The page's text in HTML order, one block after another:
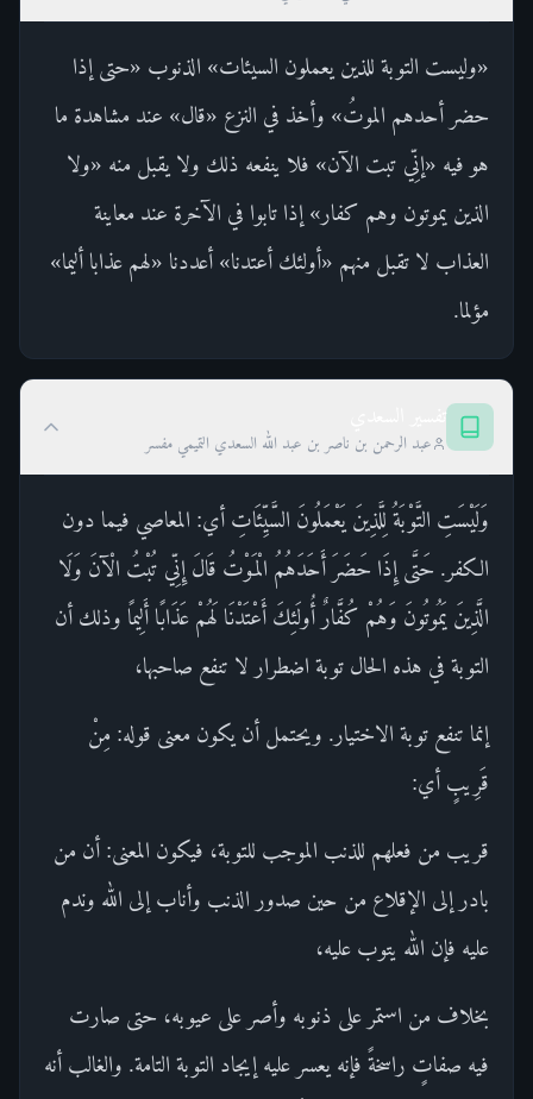
«وليست التوبة للذين يعملون السيئات» الذنوب «حتى إذا
حضر أحدهم الموتُ» وأخذ في النزع «قال» عند مشاهدة ما
هو فيه «إنِّي تبت الآن» فلا ينفعه ذلك ولا يقبل منه «ولا
الذين يموتون وهم كفار» إذا تابوا في الآخرة عند معاينة
العذاب لا تقبل منهم «أولئك أعتدنا» أعددنا «لهم عذابا أليما»
مؤلما.
عبد الرحمن بن ناصر بن عبد الله السعدي التميمي مفسر
وَلَيْسَتِ التَّوْبَةُ لِلَّذِينَ يَعْمَلُونَ السَّيِّئَاتِ أي: المعاصي فيما دون
الكفر. حَتَّى إِذَا حَضَرَ أَحَدَهُمُ الْمَوْتُ قَالَ إِنِّي تُبْتُ الْآنَ وَلَا
الَّذِينَ يَمُوتُونَ وَهُمْ كُفَّارٌ أُولَئِكَ أَعْتَدْنَا لَهُمْ عَذَابًا أَلِيمًا وذلك أن
التوبة في هذه الحال توبة اضطرار لا تنفع صاحبها،
إنما تنفع توبة الاختيار. ويحتمل أن يكون معنى قوله: مِنْ
قَرِيبٍ أي:
قريب من فعلهم للذنب الموجب للتوبة، فيكون المعنى: أن من
بادر إلى الإقلاع من حين صدور الذنب وأناب إلى الله وندم
عليه فإن الله يتوب عليه،
بخلاف من استمر على ذنوبه وأصر على عيوبه، حتى صارت
فيه صفاتٍ راسخةً فإنه يعسر عليه إيجاد التوبة التامة. والغالب أنه